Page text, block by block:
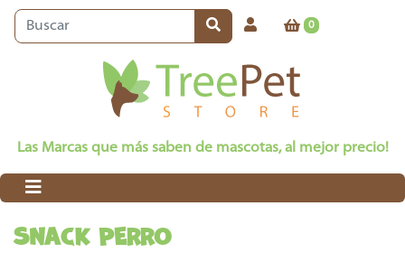
0
Las Marcas que más saben de mascotas, al mejor precio!
SNACK PERRO